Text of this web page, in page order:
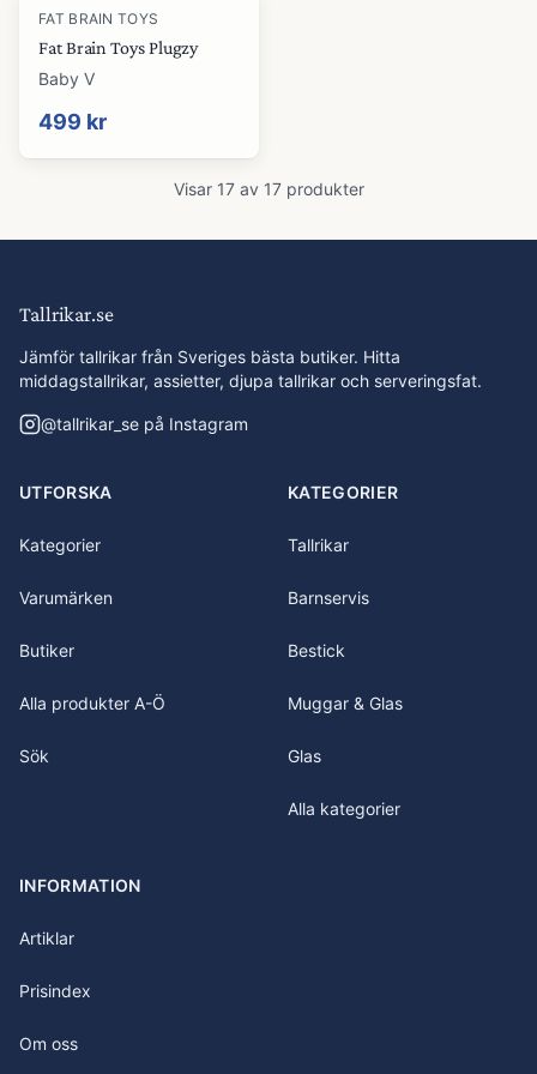
FAT BRAIN TOYS
Fat Brain Toys Plugzy
Baby V
499 kr
Visar 17av 17produkter
Tallrikar.se
Jämför tallrikar från Sveriges bästa butiker. Hitta
middagstallrikar, assietter, djupa tallrikar och serveringsfat.
@tallrikar_se på Instagram
UTFORSKA
Kategorier
Varumärken
Butiker
Alla produkter A-Ö
Sök
KATEGORIER
Tallrikar
Barnservis
Bestick
Muggar & Glas
Glas
Alla kategorier
INFORMATION
Artiklar
Prisindex
Om oss